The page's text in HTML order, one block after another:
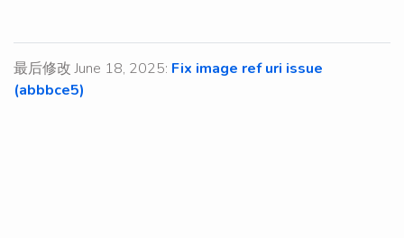
最后修改 June 18, 2025: Fix image ref uri issue
(abbbce5)